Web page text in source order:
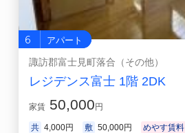
6 アパート
諏訪郡富士見町落合（その他）
レジデンス富士 1階 2DK
家賃 50,000 円
共 4,000円 敷 50,000円 めやす賃料